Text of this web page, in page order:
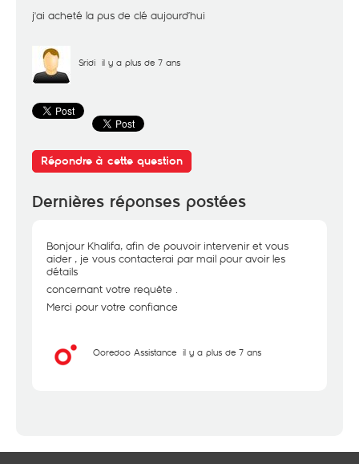
j'ai acheté la pus de clé aujourd’hui
Sridi il y a plus de 7 ans
Répondre à cette question
Dernières réponses postées
Bonjour Khalifa, afin de pouvoir intervenir et vous
aider , je vous contacterai par mail pour avoir les
détails
concernant votre requête .
Merci pour votre confiance
Ooredoo Assistance il y a plus de 7 ans